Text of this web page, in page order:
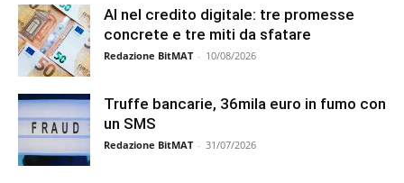
AI nel credito digitale: tre promesse
concrete e tre miti da sfatare
Redazione BitMAT - 10/08/2026
Truffe bancarie, 36mila euro in fumo con
un SMS
Redazione BitMAT - 31/07/2026